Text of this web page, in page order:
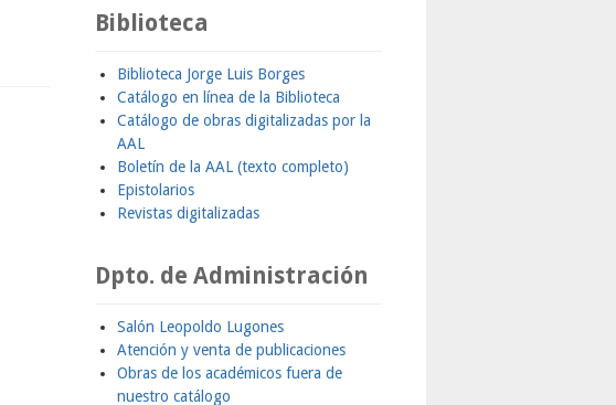
Biblioteca
Biblioteca Jorge Luis Borges
Catálogo en línea de la Biblioteca
Catálogo de obras digitalizadas por la
AAL
Boletín de la AAL (texto completo)
Epistolarios
Revistas digitalizadas
Dpto. de Administración
Salón Leopoldo Lugones
Atención y venta de publicaciones
Obras de los académicos fuera de
nuestro catálogo